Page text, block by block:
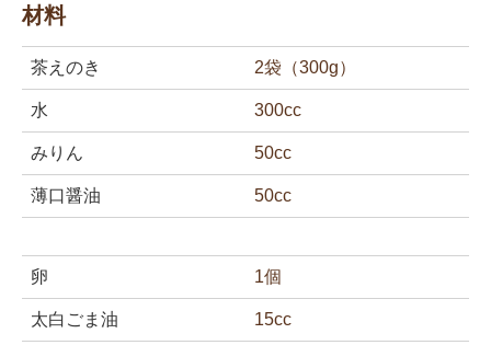
材料
茶えのき 2袋（300g）
水 300cc
みりん 50cc
薄口醤油 50cc
卵 1個
太白ごま油 15cc